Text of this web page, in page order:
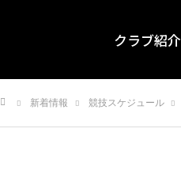
クラブ紹介
新着情報 競技スケジュール